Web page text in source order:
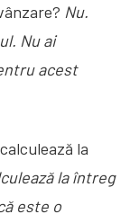
Nu.
Nu ai
acest
la
la întreg
este o